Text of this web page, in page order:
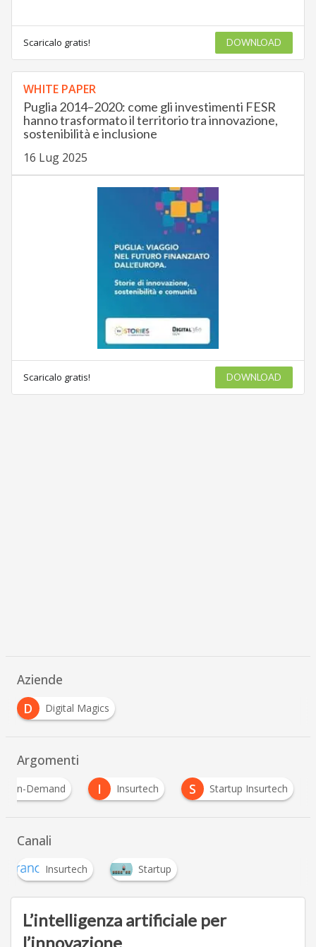
Scaricalo gratis! DOWNLOAD
WHITE PAPER
Puglia 2014–2020: come gli investimenti FESR
hanno trasformato il territorio tra innovazione,
sostenibilità e inclusione
16 Lug 2025
Scaricalo gratis! DOWNLOAD
Aziende
D
Digital Magics
Argomenti
On-Demand I Insurtech S Startup Insurtech
Canali
Insurtech Startup
L’intelligenza artificiale per
l’innovazione